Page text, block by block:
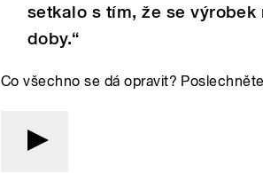
setkalo s tím, že se
doby.“
Co všechno se dá opravit?